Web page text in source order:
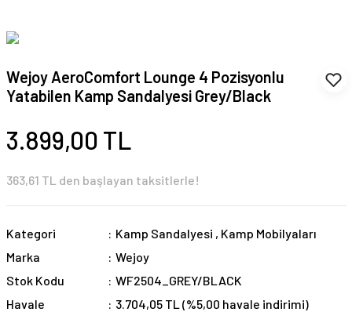
Wejoy AeroComfort Lounge 4 Pozisyonlu
Yatabilen Kamp Sandalyesi Grey/Black
3.899,00 TL
363,61 TL den başlayan taksitlerle!
Kategori Kamp Sandalyesi , Kamp Mobilyaları
Marka
Wejoy
Stok Kodu
WF2504_GREY/BLACK
Havale
3.704,05 TL (%5,00 havale indirimi)